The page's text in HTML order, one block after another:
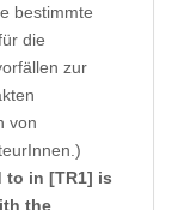
bestimmte
die
zur
von
to in [TR1] is
the